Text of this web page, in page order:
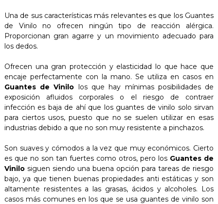
Una de sus características más relevantes es que los Guantes
de Vinilo no ofrecen ningún tipo de reacción alérgica.
Proporcionan gran agarre y un movimiento adecuado para
los dedos.
Ofrecen una gran protección y elasticidad lo que hace que
encaje perfectamente con la mano. Se utiliza en casos en
Guantes de Vinilo los que hay mínimas posibilidades de
exposición afluidos corporales o el riesgo de contraer
infección es baja de ahí que los guantes de vinilo solo sirvan
para ciertos usos, puesto que no se suelen utilizar en esas
industrias debido a que no son muy resistente a pinchazos.
Son suaves y cómodos a la vez que muy económicos. Cierto
es que no son tan fuertes como otros, pero los Guantes de
Vinilosiguen siendo una buena opción para tareas de riesgo
bajo, ya que tienen buenas propiedades anti estáticas y son
altamente resistentes a las grasas, ácidos y alcoholes. Los
casos más comunes en los que se usa guantes de vinilo son